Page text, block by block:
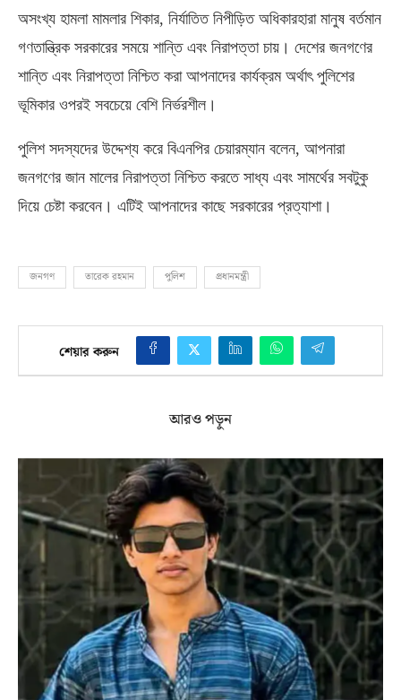
অসংখ্য হামলা মামলার শিকার, নির্যাতিত নিপীড়িত অধিকারহারা মানুষ বর্তমান
গণতান্ত্রিক সরকারের সময়ে শান্তি এবং নিরাপত্তা চায়। দেশের জনগণের
শান্তি এবং নিরাপত্তা নিশ্চিত করা আপনাদের কার্যক্রম অর্থাৎ পুলিশের
ভূমিকার ওপরই সবচেয়ে বেশি নির্ভরশীল।
পুলিশ সদস্যদের উদ্দেশ্য করে বিএনপির চেয়ারম্যান বলেন, আপনারা
জনগণের জান মালের নিরাপত্তা নিশ্চিত করতে সাধ্য এবং সামর্থের সবটুকু
দিয়ে চেষ্টা করবেন। এটিই আপনাদের কাছে সরকারের প্রত্যাশা।
জনগণ তারেক রহমান পুলিশ প্রধানমন্ত্রী
শেয়ার করুন
আরও পড়ুন